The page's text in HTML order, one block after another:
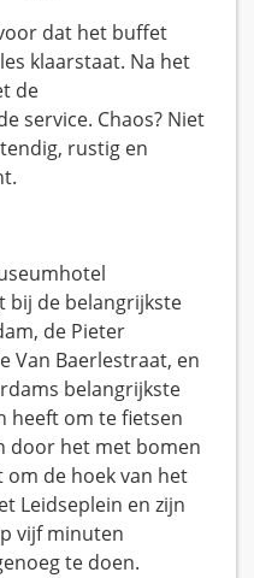
dat het buffet
klaarstaat. Na het
de
service. Chaos? Niet
rustig en
bij de belangrijkste
de Pieter
Van Baerlestraat, en
belangrijkste
heeft om te fietsen
door het met bomen
de hoek van het
Leidseplein en zijn
vijf minuten
te doen.